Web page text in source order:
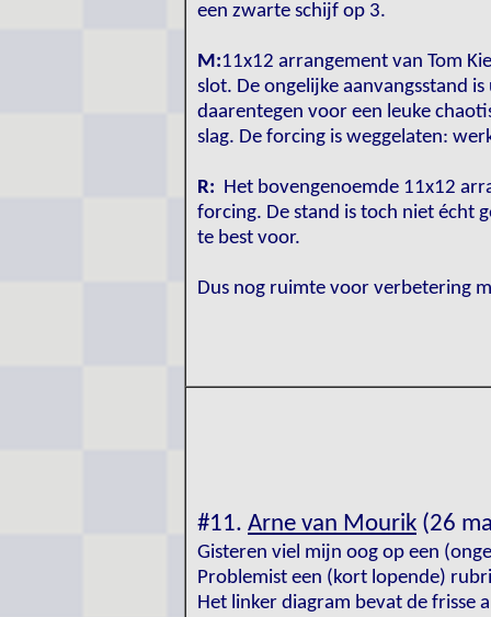
een zwarte schijf op 3.
M:11x12 arrangement van Tom
slot. De ongelijke aanvangsstand
daarentegen voor een leuke
slag. De forcing is weggelaten:
R: Het bovengenoemde 11x12
forcing. De stand is toch niet écht
te best voor.
Dus nog ruimte voor verbetering
#11. Arne van Mourik (26
Gisteren viel mijn oog op een
Problemist een (kort lopende)
Het linker diagram bevat de frisse